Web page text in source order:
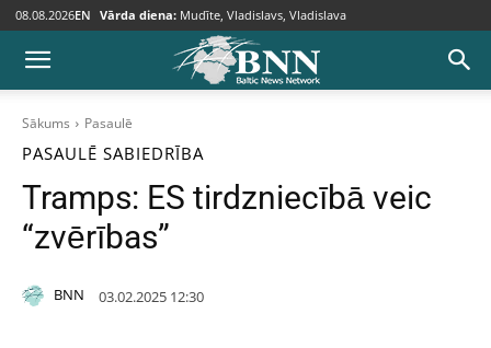
08.08.2026EN Vārda diena: Mudīte, Vladislavs, Vladislava
Sākums Pasaulē
PASAULĒ SABIEDRĪBA
Tramps: ES tirdzniecībā veic
“zvērības”
BNN 03.02.2025 12:30